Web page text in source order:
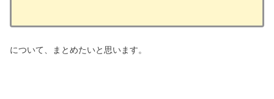
について、まとめたいと思います。